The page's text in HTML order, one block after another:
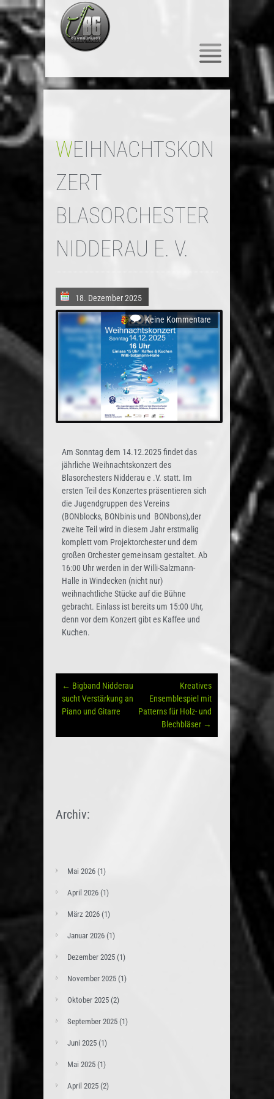
WEIHNACHTSKON
ZERT
BLASORCHESTER
NIDDERAU E. V.
18. Dezember 2025
Keine Kommentare
Am Sonntag dem 14.12.2025 findet das
jährliche Weihnachtskonzert des
Blasorchesters Nidderau e .V. statt. Im
ersten Teil des Konzertes präsentieren sich
die Jugendgruppen des Vereins
(BONblocks, BONbinis und BONbons),der
zweite Teil wird in diesem Jahr erstmalig
komplett vom Projektorchester und dem
großen Orchester gemeinsam gestaltet. Ab
16:00 Uhr werden in der Willi-Salzmann-
Halle in Windecken (nicht nur)
weihnachtliche Stücke auf die Bühne
gebracht. Einlass ist bereits um 15:00 Uhr,
denn vor dem Konzert gibt es Kaffee und
Kuchen.
← Bigband Nidderau
sucht Verstärkung an
Piano und Gitarre
Kreatives
Ensemblespiel mit
Patterns für Holz- und
Blechbläser →
Archiv:
Mai 2026 (1)
April 2026 (1)
März 2026 (1)
Januar 2026 (1)
Dezember 2025 (1)
November 2025 (1)
Oktober 2025 (2)
September 2025 (1)
Juni 2025 (1)
Mai 2025 (1)
April 2025 (2)